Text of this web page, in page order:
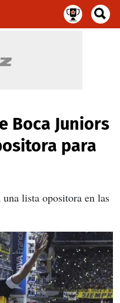
Boca Juniors
para
lista opositora en las